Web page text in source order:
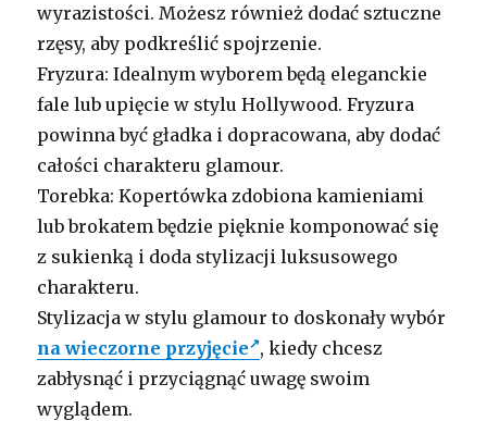
wyrazistości. Możesz również dodać sztuczne
rzęsy, aby podkreślić spojrzenie.
Fryzura: Idealnym wyborem będą eleganckie
fale lub upięcie w stylu Hollywood. Fryzura
powinna być gładka i dopracowana, aby dodać
całości charakteru glamour.
Torebka: Kopertówka zdobiona kamieniami
lub brokatem będzie pięknie komponować się
z sukienką i doda stylizacji luksusowego
charakteru.
Stylizacja w stylu glamour to doskonały wybór
na wieczorne przyjęcie , kiedy chcesz
zabłysnąć i przyciągnąć uwagę swoim
wyglądem.